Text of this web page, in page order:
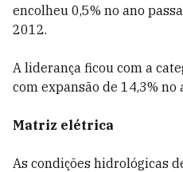
encolheu 0,5% no ano
2012.
A liderança ficou com a
com expansão de 14,3% no
Matriz elétrica
As condições hidrológicas